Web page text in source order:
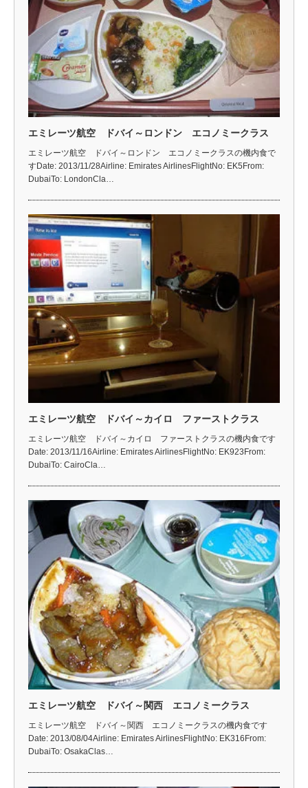
エミレーツ航空 ドバイ～ロンドン エコノミークラス
エミレーツ航空 ドバイ～ロンドン エコノミークラスの機内食で
すDate: 2013/11/28Airline: Emirates AirlinesFlightNo: EK5From:
DubaiTo: LondonCla…
エミレーツ航空 ドバイ～カイロ ファーストクラス
エミレーツ航空 ドバイ～カイロ ファーストクラスの機内食です
Date: 2013/11/16Airline: Emirates AirlinesFlightNo: EK923From:
DubaiTo: CairoCla…
エミレーツ航空 ドバイ～関西 エコノミークラス
エミレーツ航空 ドバイ～関西 エコノミークラスの機内食です
Date: 2013/08/04Airline: Emirates AirlinesFlightNo: EK316From:
DubaiTo: OsakaClas…